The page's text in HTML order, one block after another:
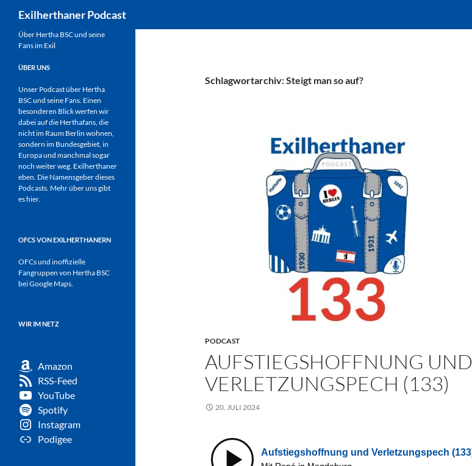
Inhalt
springen
Exilherthaner Podcast
Schlagwortarchiv: Steigt man so auf?
PODCAST
AUFSTIEGSHOFFNUNG UND
VERLETZUNGSPECH (133)
20. JULI 2024
Über Hertha BSC und seine
Fans im Exil
ÜBER UNS
Unser Podcast über Hertha
BSC und seine Fans. Einen
besonderen Blick werfen wir
dabei auf die Herthafans, die
nicht im Raum Berlin wohnen,
sondern im Bundesgebiet, in
Europa und manchmal sogar
noch weiter weg. Exilherthaner
eben. Die Namensgeber dieses
Podcasts. Mehr über uns gibt
eshier.
OFCS VON EXILHERTHANERN
OFCs und inoffizielle
Fangruppen von Hertha BSC
bei Google Maps.
WIR IM NETZ
Amazon
RSS-Feed
YouTube
Spotify
Instagram
Podigee